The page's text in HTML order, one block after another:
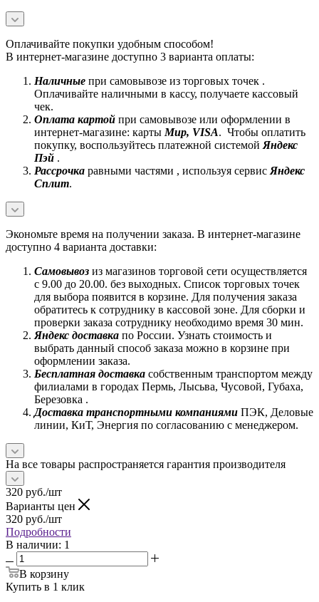
Оплачивайте покупки удобным способом!
В интернет-магазине доступно 3 варианта оплаты:
Наличные при самовывозе из торговых точек .
Оплачивайте наличными в кассу, получаете кассовый
чек.
Оплата картой при самовывозе или оформлении в
интернет-магазине: карты Mир, VISA. Чтобы оплатить
покупку, воспользуйтесь платежной системой Яндекс
Пэй .
Рассрочка равными частями , используя сервис Яндекс
Сплит.
Экономьте время на получении заказа. В интернет-магазине
доступно 4 варианта доставки:
Самовывоз из магазинов торговой сети осуществляется
с 9.00 до 20.00. без выходных. Список торговых точек
для выбора появится в корзине. Для получения заказа
обратитесь к сотруднику в кассовой зоне. Для сборки и
проверки заказа сотруднику необходимо время 30 мин.
Яндекс доставка по России. Узнать стоимость и
выбрать данный способ заказа можно в корзине при
оформлении заказа.
Бесплатная доставка собственным транспортом между
филиалами в городах Пермь, Лысьва, Чусовой, Губаха,
Березовка .
Доставка транспортными компаниями ПЭК, Деловые
линии, КиТ, Энергия по согласованию с менеджером.
На все товары распространяется гарантия производителя
320 руб./шт
Варианты цен
320 руб./шт
Подробности
В наличии: 1
В корзину
Купить в 1 клик